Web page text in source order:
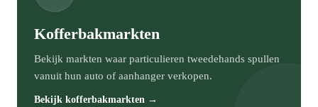
Kofferbakmarkten
Bekijk markten waar particulieren tweedehands spullen
vanuit hun auto of aanhanger verkopen.
Bekijk kofferbakmarkten →